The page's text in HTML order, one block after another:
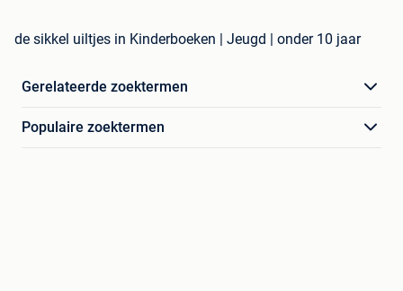
de sikkel uiltjes in Kinderboeken | Jeugd | onder 10 jaar
Gerelateerde zoektermen
Populaire zoektermen